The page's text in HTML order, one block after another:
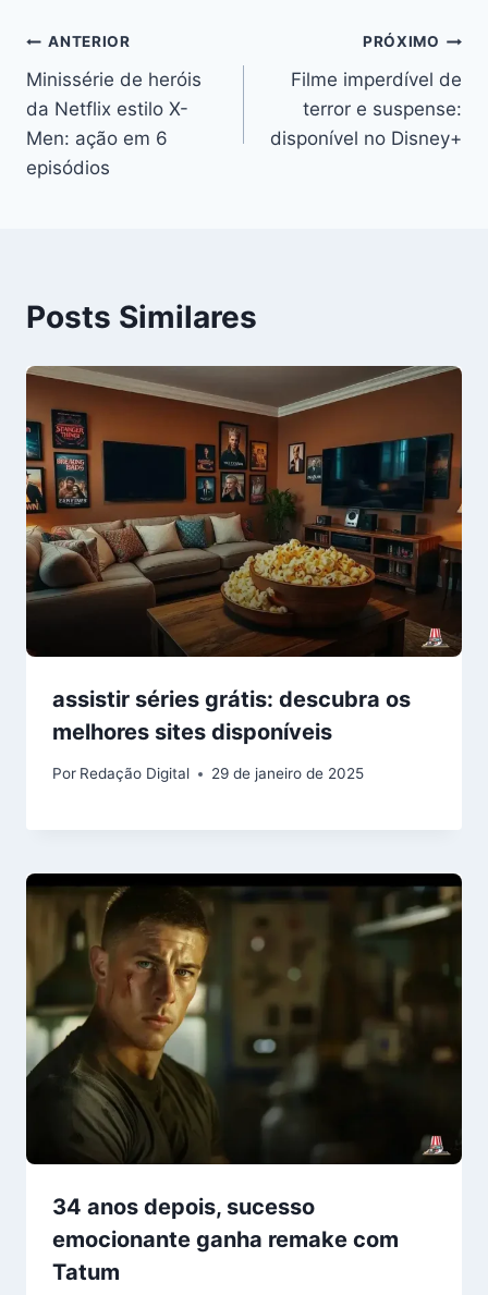
Navegação
de
Post
ANTERIOR
Minissérie de heróis
da Netflix estilo X-
Men: ação em 6
episódios
PRÓXIMO
Filme imperdível de
terror e suspense:
disponível no Disney+
Posts Similares
assistir séries grátis: descubra os
melhores sites disponíveis
Por Redação Digital 29 de janeiro de 2025
34 anos depois, sucesso
emocionante ganha remake com
Tatum